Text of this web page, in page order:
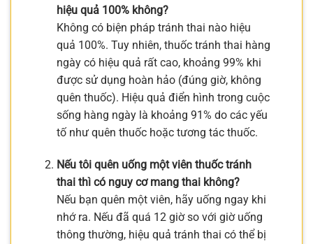
hiệu quả 100% không?
Không có biện pháp tránh thai nào hiệu
quả 100%. Tuy nhiên, thuốc tránh thai hàng
ngày có hiệu quả rất cao, khoảng 99% khi
được sử dụng hoàn hảo (đúng giờ, không
quên thuốc). Hiệu quả điển hình trong cuộc
sống hàng ngày là khoảng 91% do các yếu
tố như quên thuốc hoặc tương tác thuốc.
Nếu tôi quên uống một viên thuốc tránh
thai thì có nguy cơ mang thai không?
Nếu bạn quên một viên, hãy uống ngay khi
nhớ ra. Nếu đã quá 12 giờ so với giờ uống
thông thường, hiệu quả tránh thai có thể bị